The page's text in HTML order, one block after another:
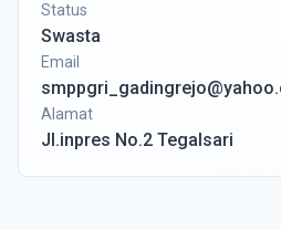
Status
Swasta
Email
Alamat
Jl.inpres No.2 Tegalsari